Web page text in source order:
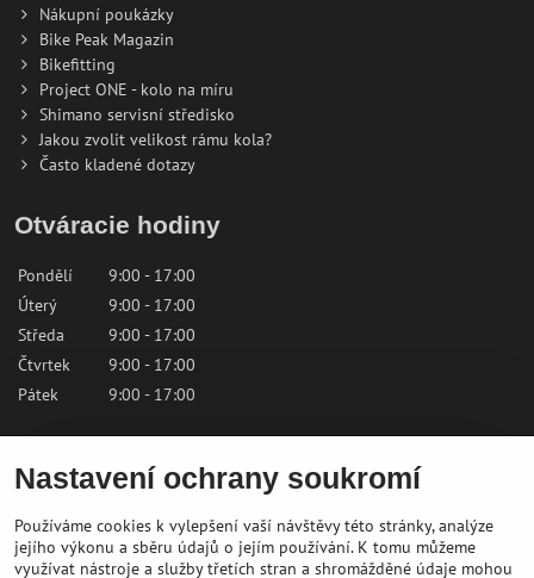
Nákupní poukázky
Bike Peak Magazin
Bikefitting
Project ONE - kolo na míru
Shimano servisní středisko
Jakou zvolit velikost rámu kola?
Často kladené dotazy
Otváracie hodiny
Pondělí
9:00 - 17:00
Úterý
9:00 - 17:00
Středa
9:00 - 17:00
Čtvrtek
9:00 - 17:00
Pátek
9:00 - 17:00
Neděle
Zavřeno
Kontaktujte nás
Nastavení ochrany soukromí
Používáme cookies k vylepšení vaší návštěvy této stránky, analýze
jejího výkonu a sběru údajů o jejím používání. K tomu můžeme
využívat nástroje a služby třetích stran a shromážděné údaje mohou